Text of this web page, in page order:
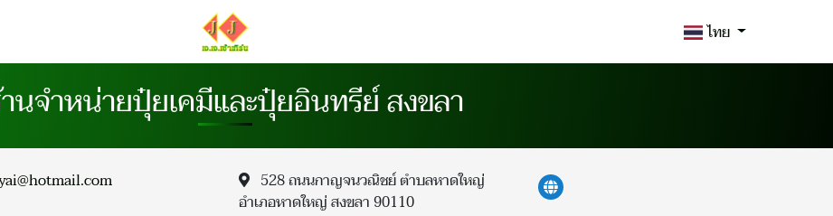
ไทย
นจำหน่ายปุ๋ยเคมีและปุ๋ยอินทรีย์ สงขลา
528 ถนนกาญจนวณิชย์ ตำบลหาดใหญ่
อำเภอหาดใหญ่ สงขลา 90110